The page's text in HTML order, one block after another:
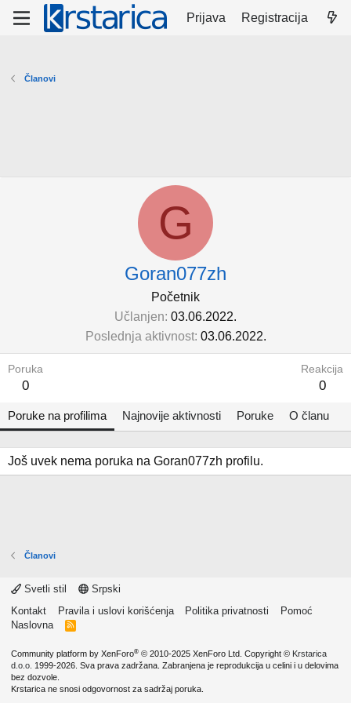
Prijava Registracija
Članovi
G
Goran077zh
Početnik
Učlanjen 03.06.2022.
Poslednja aktivnost 03.06.2022.
Poruka
0
Reakcija
0
Poruke na profilima Najnovije aktivnosti Poruke O članu
Još uvek nema poruka na Goran077zh profilu.
Članovi
Svetli stil
Srpski
Kontakt
Pravila i uslovi korišćenja Politika privatnosti
Pomoć
Naslovna
R
Community platform by XenForo® © 2010-2025 XenForo Ltd. Copyright © Krstarica
d.o.o. 1999-2026. Sva prava zadržana. Zabranjena je reprodukcija u celini i u delovima
bez dozvole.
Krstarica ne snosi odgovornost za sadržaj poruka.